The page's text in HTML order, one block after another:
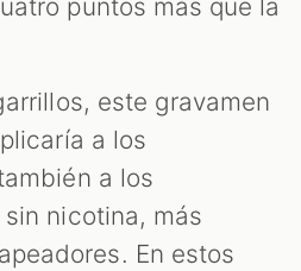
puntos más que la
este gravamen
a los
a los
nicotina, más
En estos